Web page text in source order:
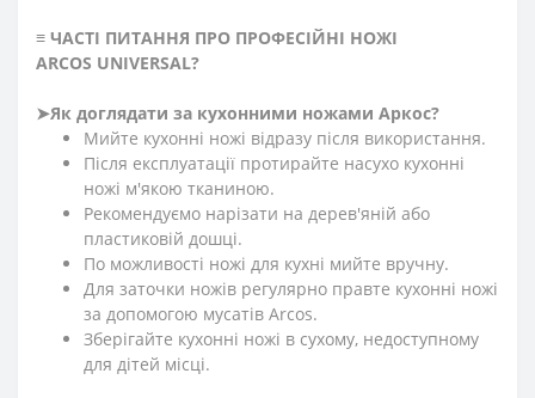
≡ ЧАСТІ ПИТАННЯ ПРО ПРОФЕСІЙНІ НОЖІ
ARCOS UNIVERSAL?
➤Як доглядати за кухонними ножами Аркос?
Мийте кухонні ножі відразу після використання.
Після експлуатації протирайте насухо кухонні
ножі м'якою тканиною.
Рекомендуємо нарізати на дерев'яній або
пластиковій дошці.
По можливості ножі для кухні мийте вручну.
Для заточки ножів регулярно правте кухонні ножі
за допомогою мусатів Arcos.
Зберігайте кухонні ножі в сухому, недоступному
для дітей місці.